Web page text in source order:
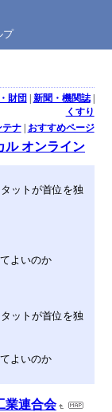
プ
財団 | 新聞・機関誌|
くすり
テナ| おすすめページ
ル オンライン
ットが首位を独
よいのか
ットが首位を独
よいのか
業連合会